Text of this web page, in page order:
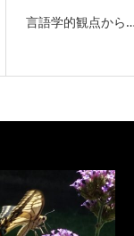
言語学的観点から